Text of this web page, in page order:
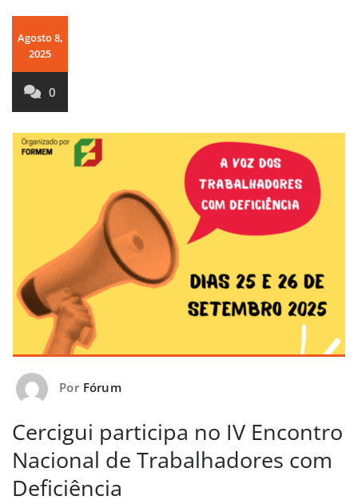
Agosto 8,
2025
0
Por Fórum
Cercigui participa no IV Encontro
Nacional de Trabalhadores com
Deficiência